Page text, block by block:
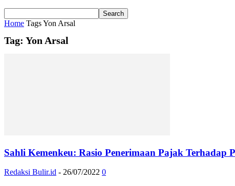
Home TagsYon Arsal
Tag: Yon Arsal
Sahli Kemenkeu: Rasio Penerimaan Pajak Terhadap
Redaksi Bulir.id - 26/07/2022 0